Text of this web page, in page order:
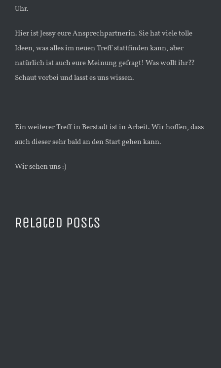
Uhr.
Hier ist Jessy eure Ansprechpartnerin. Sie hat viele tolle
Ideen, was alles im neuen Treff stattfinden kann, aber
natürlich ist auch eure Meinung gefragt! Was wollt ihr??
Schaut vorbei und lasst es uns wissen.
Ein weiterer Treff in Berstadt ist in Arbeit. Wir hoffen, dass
auch dieser sehr bald an den Start gehen kann.
Wir sehen uns :)
Related Posts